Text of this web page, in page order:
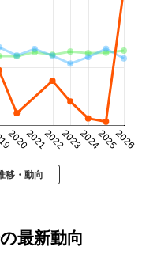
2020202120222023202420252026
移・動向
最新動向